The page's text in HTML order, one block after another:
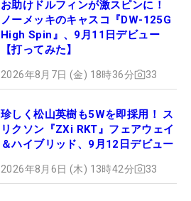
お助けドルフィンが激スピンに！
ノーメッキのキャスコ『DW-125G
High Spin』、9月11日デビュー
【打ってみた】
2026年8月7日 (金) 18時36分 33
珍しく松山英樹も5Wを即採用！ ス
リクソン『ZXi RKT』フェアウェイ
＆ハイブリッド、9月12日デビュー
2026年8月6日 (木) 13時42分 33